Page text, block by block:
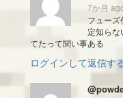
7か月
フュー
定知ら
てたって聞い事ある
ログインして返信す